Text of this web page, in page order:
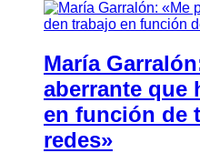
María
aberrante que
en función de
redes»